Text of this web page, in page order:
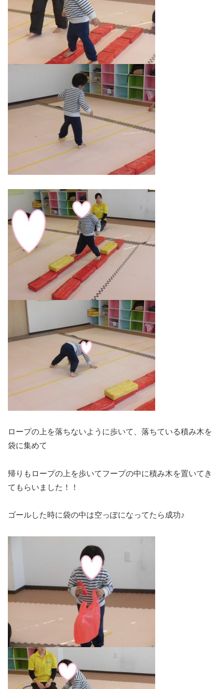
ロープの上を落ちないように歩いて、落ちている積み木を
袋に集めて
帰りもロープの上を歩いてフープの中に積み木を置いてき
てもらいました！！
ゴールした時に袋の中は空っぽになってたら成功♪